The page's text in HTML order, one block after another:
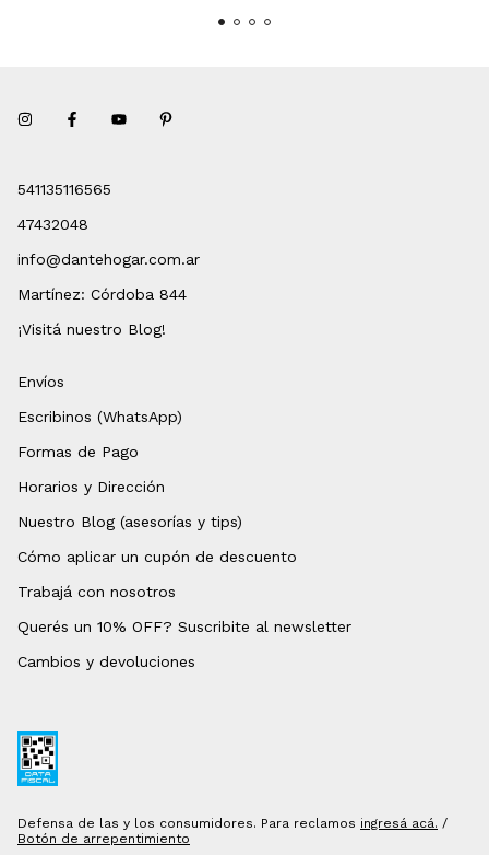
541135116565
47432048
info@dantehogar.com.ar
Martínez: Córdoba 844
¡Visitá nuestro Blog!
Envíos
Escribinos (WhatsApp)
Formas de Pago
Horarios y Dirección
Nuestro Blog (asesorías y tips)
Cómo aplicar un cupón de descuento
Trabajá con nosotros
Querés un 10% OFF? Suscribite al newsletter
Cambios y devoluciones
Defensa de las y los consumidores. Para reclamos ingresá acá. /
Botón de arrepentimiento